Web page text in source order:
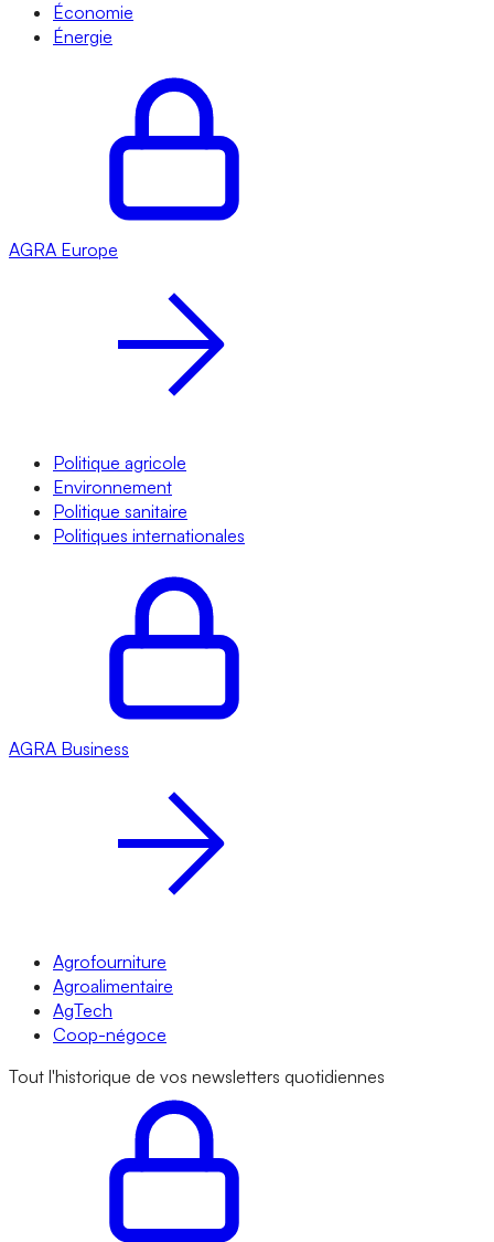
Économie
Énergie
AGRA Europe
Politique agricole
Environnement
Politique sanitaire
Politiques internationales
AGRA Business
Agrofourniture
Agroalimentaire
AgTech
Coop-négoce
Tout l'historique de vos newsletters quotidiennes